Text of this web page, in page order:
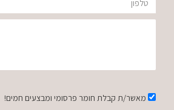
טלפון
אישורמאשר/ת קבלת חומר פרסומי ומבצעים חמים!